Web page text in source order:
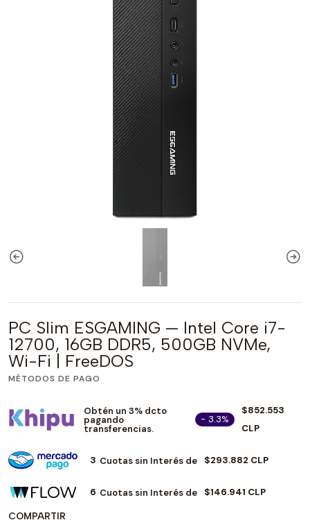
PC Slim ESGAMING — Intel Core i7-
12700, 16GB DDR5, 500GB NVMe,
Wi-Fi | FreeDOS
MÉTODOS DE PAGO
Obtén un 3% dcto
pagando
transferencias.
- 3.3%
$852.553
CLP
3 Cuotas sin Interés de $293.882 CLP
6 Cuotas sin Interés de $146.941 CLP
COMPARTIR